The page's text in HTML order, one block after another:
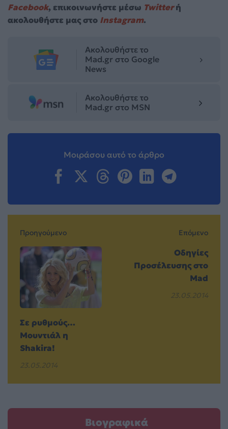
Facebook, επικοινωνήστε μέσω Twitterή
ακολουθήστε μας στο Instagram.
Ακολουθήστε το
Mad.gr στο Google
News
Ακολουθήστε το
Mad.gr στο MSN
Μοιράσου αυτό το άρθρο
Προηγούμενο
Σε ρυθμούς…
Μουντιάλ η
Shakira!
23.05.2014
Επόμενο
Οδηγίες
Προσέλευσης στο
Mad
23.05.2014
Βιογραφικά